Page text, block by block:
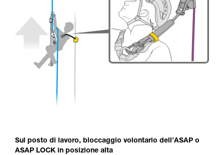
Sul posto di lavoro, bloccaggio volontario dell’ASAP o
ASAP LOCK in posizione alta